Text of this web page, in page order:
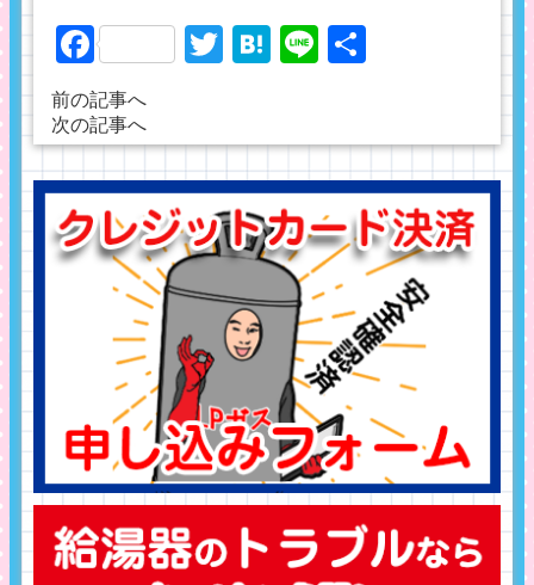
FacebookTwitter
Hatena
Line
前の記事へ
次の記事へ